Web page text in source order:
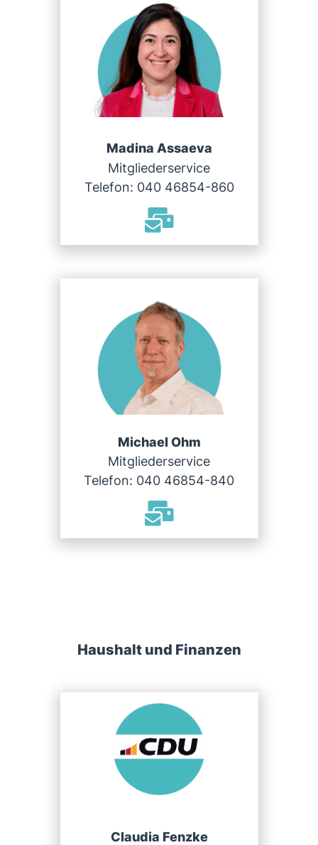
Madina Assaeva
Mitgliederservice
Telefon: 040 46854-860
Michael Ohm
Mitgliederservice
Telefon: 040 46854-840
Haushalt und Finanzen
Claudia Fenzke